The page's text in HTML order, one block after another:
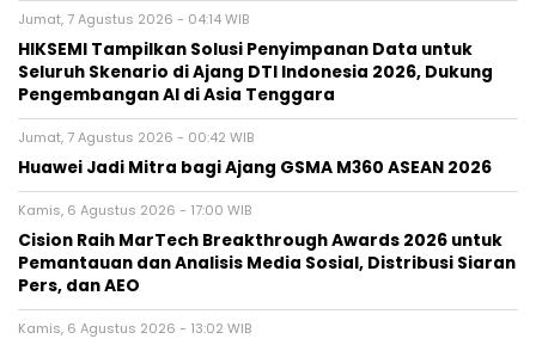
Jumat, 7 Agustus 2026 - 04:14 WIB
HIKSEMI Tampilkan Solusi Penyimpanan Data untuk
Seluruh Skenario di Ajang DTI Indonesia 2026, Dukung
Pengembangan AI di Asia Tenggara
Jumat, 7 Agustus 2026 - 00:42 WIB
Huawei Jadi Mitra bagi Ajang GSMA M360 ASEAN 2026
Kamis, 6 Agustus 2026 - 17:00 WIB
Cision Raih MarTech Breakthrough Awards 2026 untuk
Pemantauan dan Analisis Media Sosial, Distribusi Siaran
Pers, dan AEO
Kamis, 6 Agustus 2026 - 13:02 WIB